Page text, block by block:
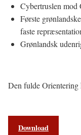
Cybertruslen mod
Første
faste
Grønlandsk
Den fulde Orientering
Download